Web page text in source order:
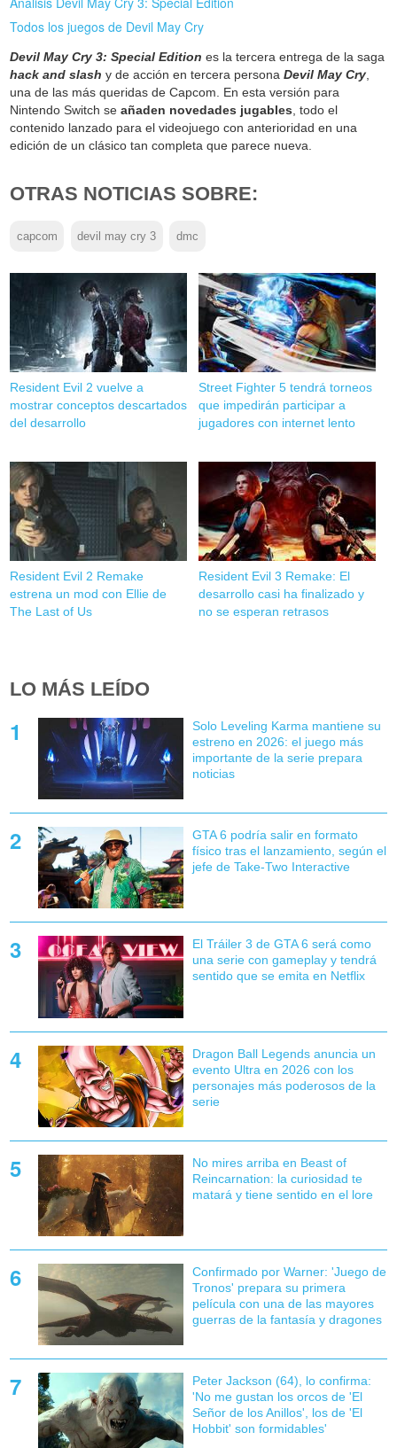
Todos los juegos de Devil May Cry
Devil May Cry 3: Special Edition es la tercera entrega de la saga
hack and slash y de acción en tercera personaDevil May Cry
una de las más queridas de Capcom. En esta versión para
Nintendo Switch se añaden novedades jugables , todo el
contenido lanzado para el videojuego con anterioridad en una
edición de un clásico tan completa que parece nueva.
OTRAS NOTICIAS SOBRE:
capcom devil may cry 3 dmc
Resident Evil 2 vuelve a
mostrar conceptos descartados
del desarrollo
Street Fighter 5 tendrá torneos
que impedirán participar a
jugadores con internet lento
Resident Evil 2 Remake
estrena un mod con Ellie de
The Last of Us
Resident Evil 3 Remake: El
desarrollo casi ha finalizado y
no se esperan retrasos
LO MÁS LEÍDO
Solo Leveling Karma mantiene su
estreno en 2026: el juego más
importante de la serie prepara
noticias
GTA 6 podría salir en formato
físico tras el lanzamiento, según el
jefe de Take-Two Interactive
El Tráiler 3 de GTA 6 será como
una serie con gameplay y tendrá
sentido que se emita en Netflix
Dragon Ball Legends anuncia un
evento Ultra en 2026 con los
personajes más poderosos de la
serie
No mires arriba en Beast of
Reincarnation: la curiosidad te
matará y tiene sentido en el lore
Confirmado por Warner: 'Juego de
Tronos' prepara su primera
película con una de las mayores
guerras de la fantasía y dragones
Peter Jackson (64), lo confirma:
'No me gustan los orcos de 'El
Señor de los Anillos', los de 'El
Hobbit' son formidables'